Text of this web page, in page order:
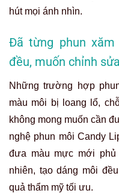
hút mọi ánh nhìn.
Đã từng phun
đều, muốn chỉnh sửa
Những trường hợp
màu môi bị loang lổ,
không mong muốn cần
nghệ phun môi Candy
đưa màu mực mới
nhiên, tạo dáng môi
quả thẩm mỹ tối ưu.